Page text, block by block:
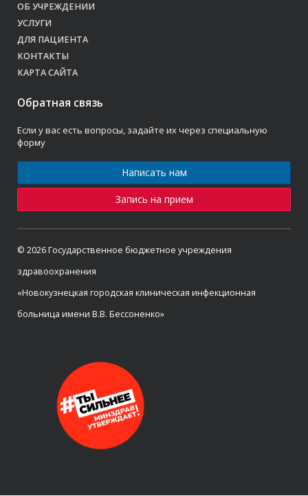
ОБ УЧРЕЖДЕНИИ
УСЛУГИ
ДЛЯ ПАЦИЕНТА
КОНТАКТЫ
КАРТА САЙТА
Обратная связь
Если у вас есть вопросы, задайте их через специальную
форму
Написать нам
Запись на прием
© 2026 Государственное бюджетное учреждения
здравоохранения
«Новокузнецкая городская клиническая инфекционная
больница имени В.В. Бессоненко»